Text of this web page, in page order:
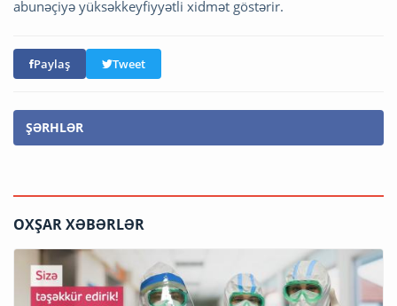
abunəçiyə yüksəkkeyfiyyətli xidmət göstərir.
Paylaş Tweet
ŞƏRHLƏR
OXŞAR XƏBƏRLƏR